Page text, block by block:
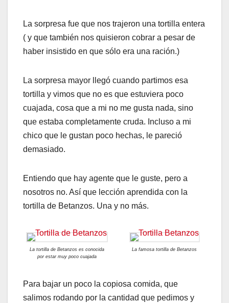
La sorpresa fue que nos trajeron una tortilla entera
( y que también nos quisieron cobrar a pesar de
haber insistido en que sólo era una ración.)
La sorpresa mayor llegó cuando partimos esa
tortilla y vimos que no es que estuviera poco
cuajada, cosa que a mi no me gusta nada, sino
que estaba completamente cruda. Incluso a mi
chico que le gustan poco hechas, le pareció
demasiado.
Entiendo que hay agente que le guste, pero a
nosotros no. Así que lección aprendida con la
tortilla de Betanzos. Una y no más.
La tortilla de Betanzos es conocida
por estar muy poco cuajada
La famosa tortilla de Betanzos
Para bajar un poco la copiosa comida, que
salimos rodando por la cantidad que pedimos y